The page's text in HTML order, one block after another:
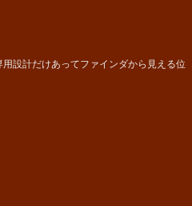
設計だけあってファインダから見える位